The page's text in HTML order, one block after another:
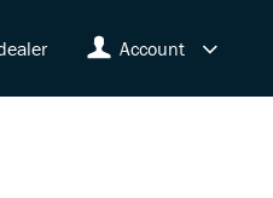
Account